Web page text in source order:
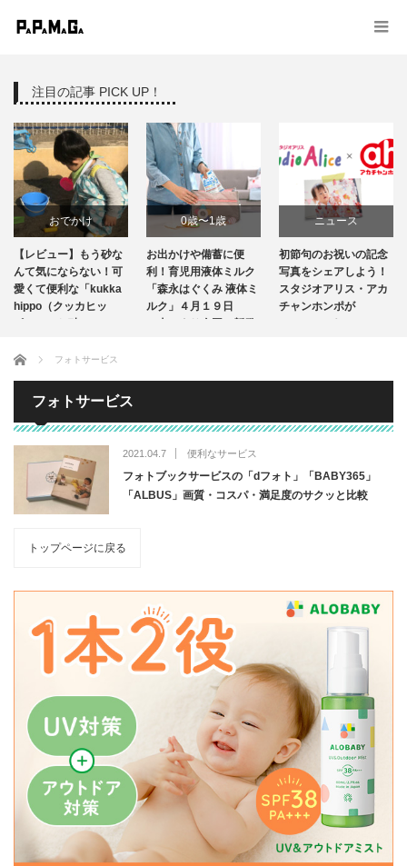
注目の記事 PICK UP！
おでかけ
商品レビュー
育児グッズ
【レビュー】もう砂な
んて気にならない！可
愛くて便利な「kukka
hippo（クッカヒッ
0歳〜1歳
ニュース
出産・育児情報
お出かけや備蓄に便
利！育児用液体ミルク
「森永はぐくみ 液体ミ
ルク」４月１９日
ニュース
初節句のお祝いの記念
写真をシェアしよう！
スタジオアリス・アカ
チャンホンポが
ホーム フォトサービス
フォトサービス
2021.04.7 便利なサービス
フォトブックサービスの「dフォト」「BABY365」
「ALBUS」画質・コスパ・満足度のサクッと比較
トップページに戻る